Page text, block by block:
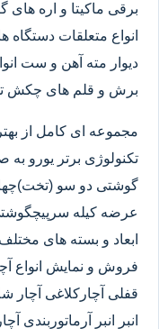
برقی ماکیتا و اره های
انواع متعلقات
دیوار مته آهن و ست
برش و قلم های چکش
مجموعه ای کامل از
تکنولوژی برتر یورو
گوشتی دو سو
عرضه کیله
ابعاد و بسته های مختلف
فروش و نمایش انواع
قفلی آچارکلاغی آچار
انبر انبر